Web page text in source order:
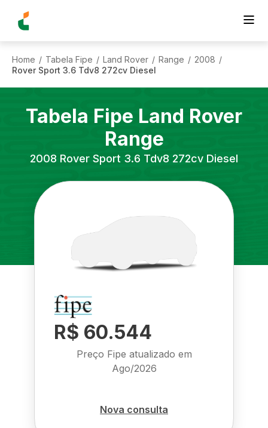
Home / Tabela Fipe / Land Rover / Range / 2008 /
Rover Sport 3.6 Tdv8 272cv Diesel
Tabela Fipe Land Rover
Range
2008 Rover Sport 3.6 Tdv8 272cv Diesel
R$ 60.544
Preço Fipe atualizado em
Ago/2026
Nova consulta